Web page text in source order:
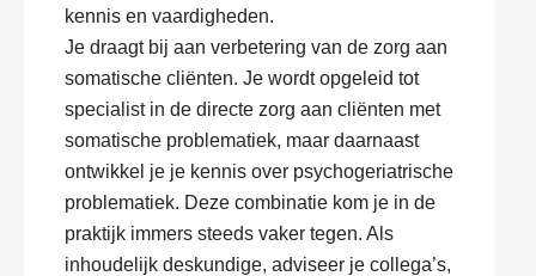
kennis en vaardigheden.
Je draagt bij aan verbetering van de zorg aan
somatische cliënten. Je wordt opgeleid tot
specialist in de directe zorg aan cliënten met
somatische problematiek, maar daarnaast
ontwikkel je je kennis over psychogeriatrische
problematiek. Deze combinatie kom je in de
praktijk immers steeds vaker tegen. Als
inhoudelijk deskundige, adviseer je collega’s,